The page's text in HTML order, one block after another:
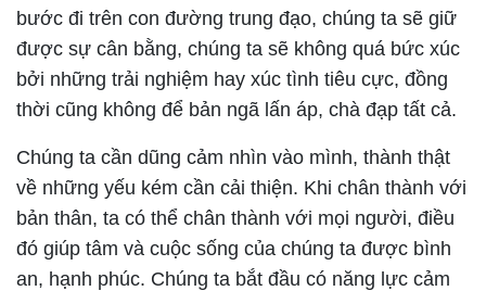
bước đi trên con đường trung đạo, chúng ta sẽ giữ
được sự cân bằng, chúng ta sẽ không quá bức xúc
bởi những trải nghiệm hay xúc tình tiêu cực, đồng
thời cũng không để bản ngã lấn áp, chà đạp tất cả.
Chúng ta cần dũng cảm nhìn vào mình, thành thật
về những yếu kém cần cải thiện. Khi chân thành với
bản thân, ta có thể chân thành với mọi người, điều
đó giúp tâm và cuộc sống của chúng ta được bình
an, hạnh phúc. Chúng ta bắt đầu có năng lực cảm